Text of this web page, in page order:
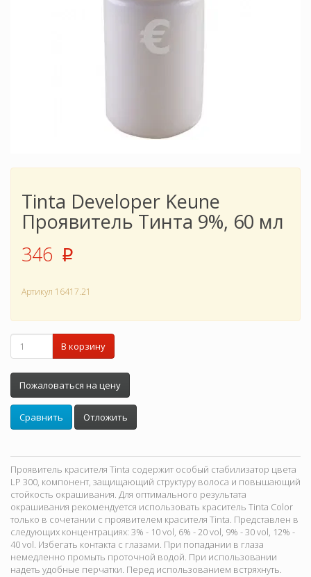
Tinta Developer Keune
Проявитель Тинта 9%, 60 мл
346 p
Артикул 16417.21
В корзину
Пожаловаться на цену
Сравнить Отложить
Проявитель красителя Tinta содержит особый стабилизатор цвета
LP 300, компонент, защищающий структуру волоса и повышающий
стойкость окрашивания. Для оптимального результата
окрашивания рекомендуется использовать краситель Tinta Color
только в сочетании с проявителем красителя Tinta. Представлен в
следующих концентрациях: 3% - 10 vol, 6% - 20 vol, 9% - 30 vol, 12% -
40 vol. Избегать контакта с глазами. При попадании в глаза
немедленно промыть проточной водой. При использовании
надеть удобные перчатки. Перед использованием встряхнуть.